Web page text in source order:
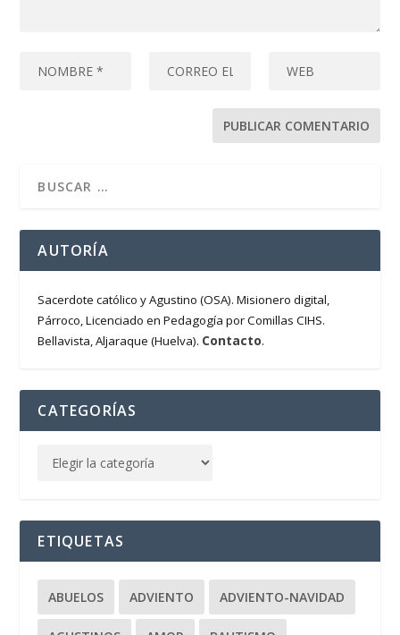
AUTORÍA
Sacerdote católico y Agustino (OSA). Misionero digital,
Párroco, Licenciado en Pedagogía por Comillas CIHS.
Bellavista, Aljaraque (Huelva). Contacto.
CATEGORÍAS
ETIQUETAS
ABUELOS ADVIENTO ADVIENTO-NAVIDAD